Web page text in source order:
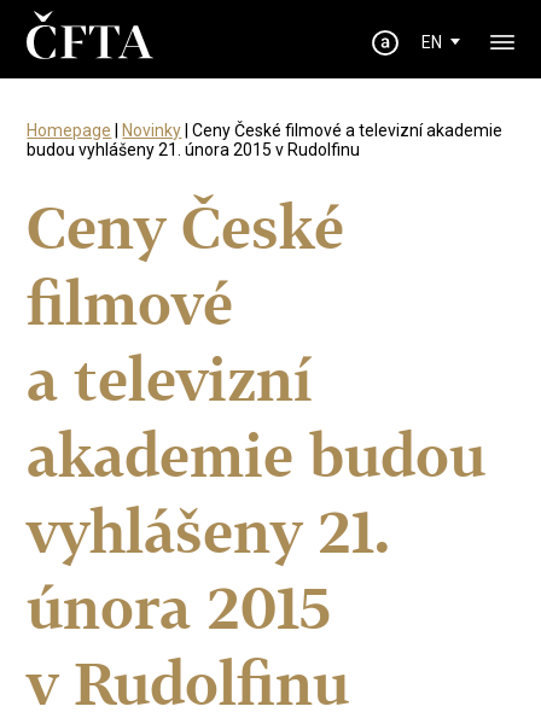
EN
Homepage Novinky | Ceny České filmové a televizní akademie
budou vyhlášeny 21. února 2015 v Rudolfinu
Ceny České
filmové
a televizní
akademie budou
vyhlášeny 21.
února 2015
v Rudolfinu